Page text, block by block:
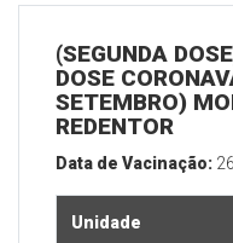
(SEGUNDA
DOSE
SETEMBRO)
REDENTOR
Data de Vacinação:
Unidade